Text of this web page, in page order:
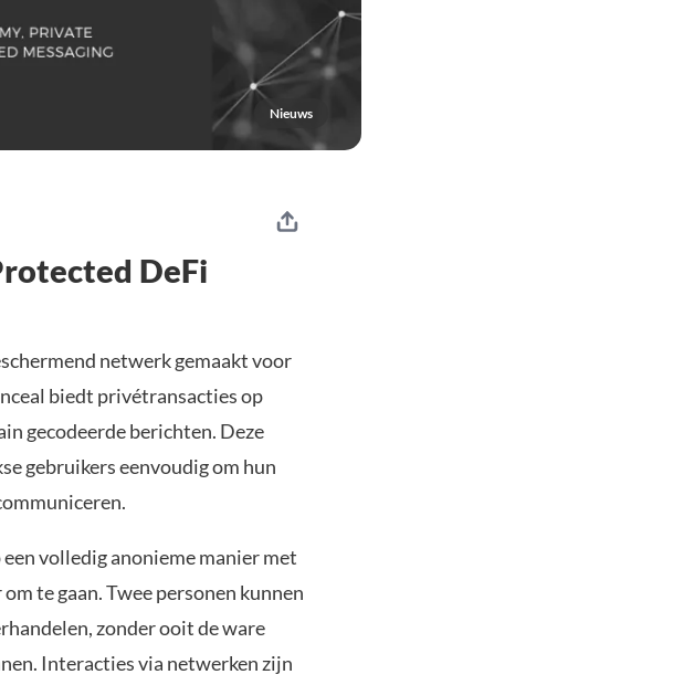
Nieuws
DeFi
netwerk gemaakt voor
biedt privétransacties op
gecodeerde berichten. Deze
gebruikers eenvoudig om hun
volledig anonieme manier met
te gaan. Twee personen kunnen
zonder ooit de ware
Interacties via netwerken zijn